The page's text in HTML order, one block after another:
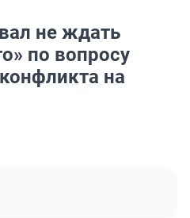
не ждать
по вопросу
на